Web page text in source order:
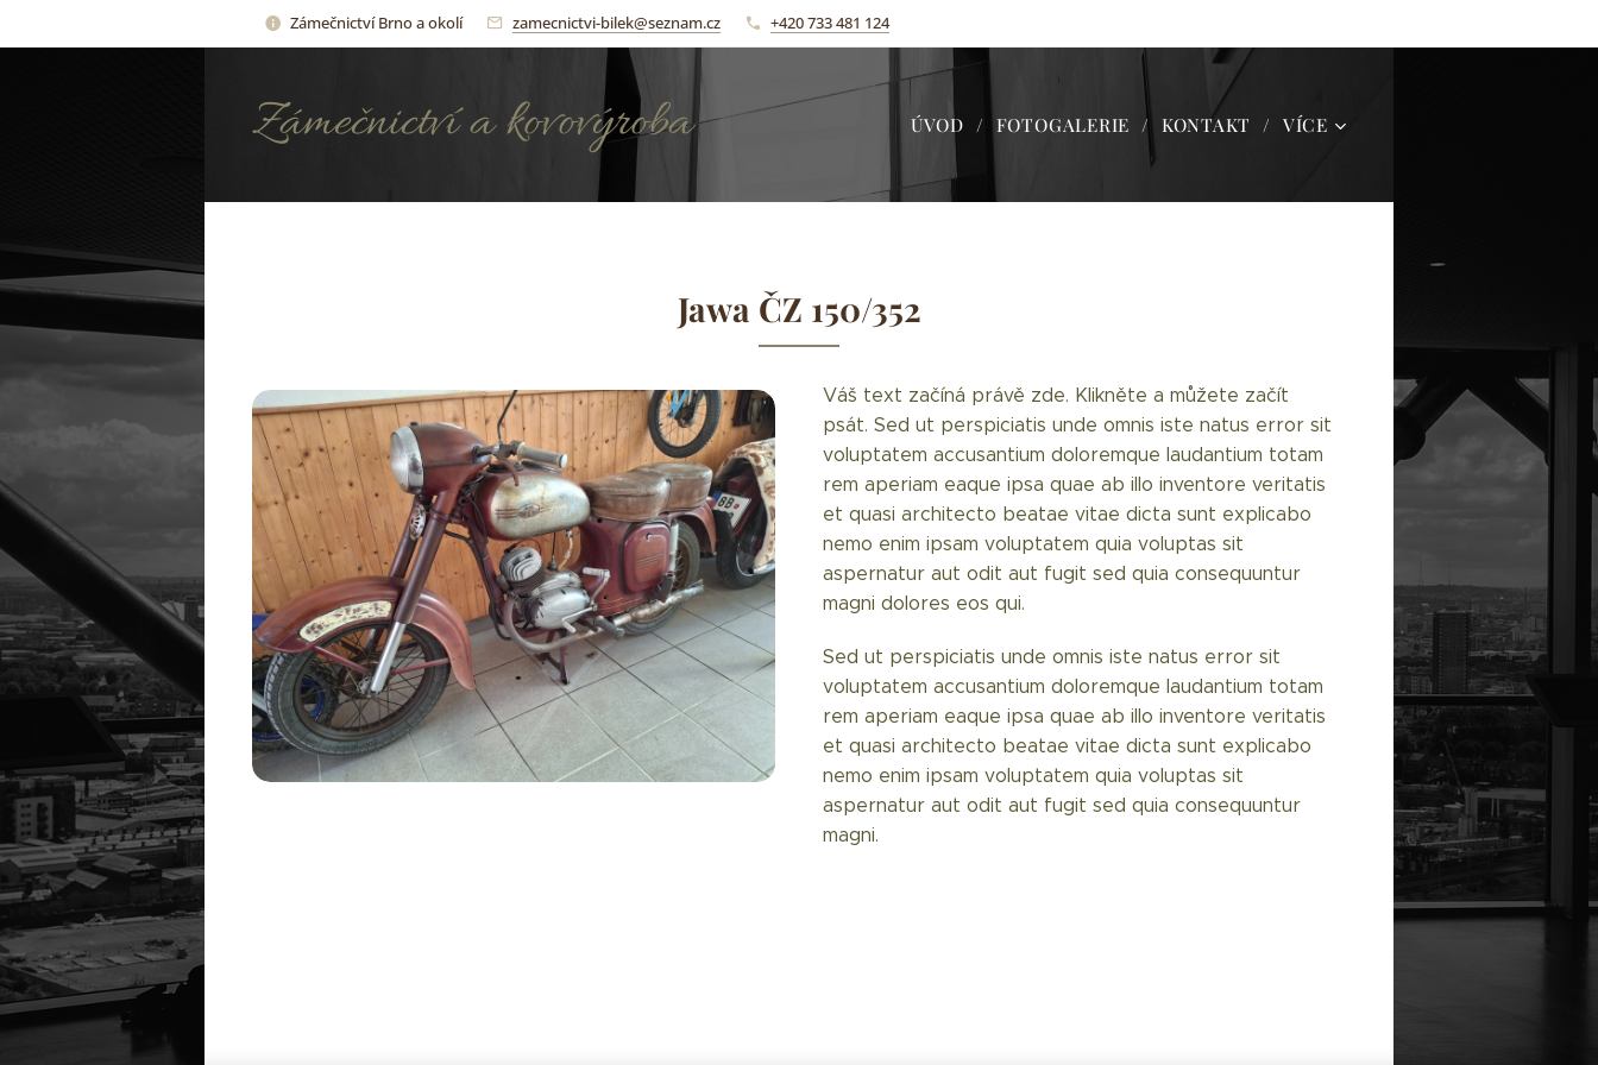
Zámečnictví Brno a okolí zamecnictvi-bilek@seznam.cz +420 733 481 124
Zámečnictví a kovovýroba
Bílek kovovýroba Bílek
ÚVOD FOTOGALERIE KONTAKT VÍCE
Jawa ČZ 150/352
Váš text začíná právě zde. Klikněte a můžete začít
psát. Sed ut perspiciatis unde omnis iste natus error sit
voluptatem accusantium doloremque laudantium totam
rem aperiam eaque ipsa quae ab illo inventore veritatis
et quasi architecto beatae vitae dicta sunt explicabo
nemo enim ipsam voluptatem quia voluptas sit
aspernatur aut odit aut fugit sed quia consequuntur
magni dolores eos qui.
Sed ut perspiciatis unde omnis iste natus error sit
voluptatem accusantium doloremque laudantium totam
rem aperiam eaque ipsa quae ab illo inventore veritatis
et quasi architecto beatae vitae dicta sunt explicabo
nemo enim ipsam voluptatem quia voluptas sit
aspernatur aut odit aut fugit sed quia consequuntur
magni.